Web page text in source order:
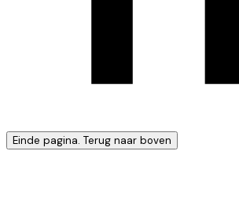
Einde pagina. Terug naar boven